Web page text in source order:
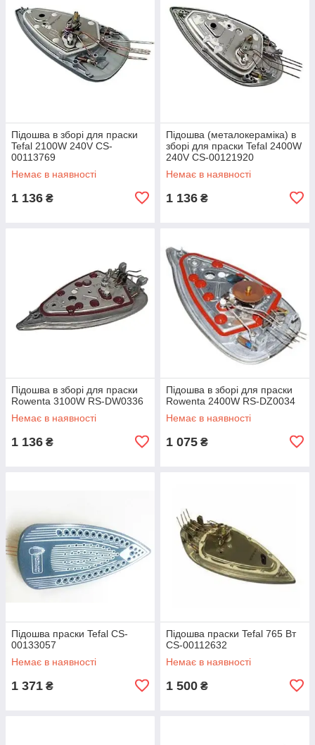
Підошва в зборі для праски
Tefal 2100W 240V CS-
00113769
Немає в наявності
1 136 ₴
Підошва (металокераміка) в
зборі для праски Tefal 2400W
240V CS-00121920
Немає в наявності
1 136 ₴
Підошва в зборі для праски
Rowenta 3100W RS-DW0336
Немає в наявності
1 136 ₴
Підошва в зборі для праски
Rowenta 2400W RS-DZ0034
Немає в наявності
1 075 ₴
Підошва праски Tefal CS-
00133057
Немає в наявності
1 371 ₴
Підошва праски Tefal 765 Вт
CS-00112632
Немає в наявності
1 500 ₴